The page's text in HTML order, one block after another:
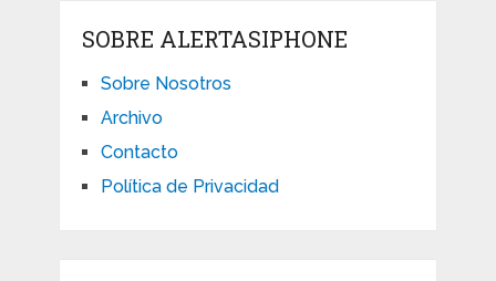
SOBRE ALERTASIPHONE
Sobre Nosotros
Archivo
Contacto
Política de Privacidad